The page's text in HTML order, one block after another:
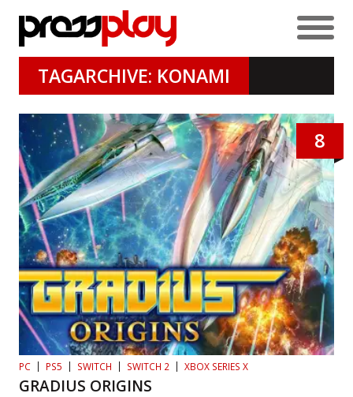
TAGARCHIVE: KONAMI
8
PC PS5 SWITCH SWITCH 2 XBOX SERIES X
GRADIUS ORIGINS